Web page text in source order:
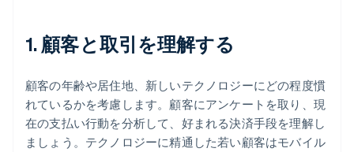
1. 顧客と取引を理解する
顧客の年齢や居住地、新しいテクノロジーにどの程度慣
れているかを考慮します。顧客にアンケートを取り、現
在の支払い行動を分析して、好まれる決済手段を理解し
ましょう。テクノロジーに精通した若い顧客はモバイル